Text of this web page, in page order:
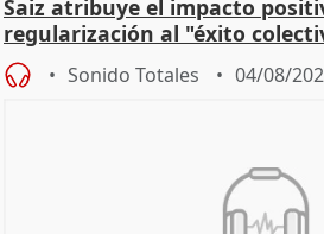
Saiz atribuye el impacto
regularización al "éxito
Sonido Totales 04/08/